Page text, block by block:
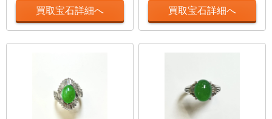
買取宝石詳細へ 買取宝石詳細へ